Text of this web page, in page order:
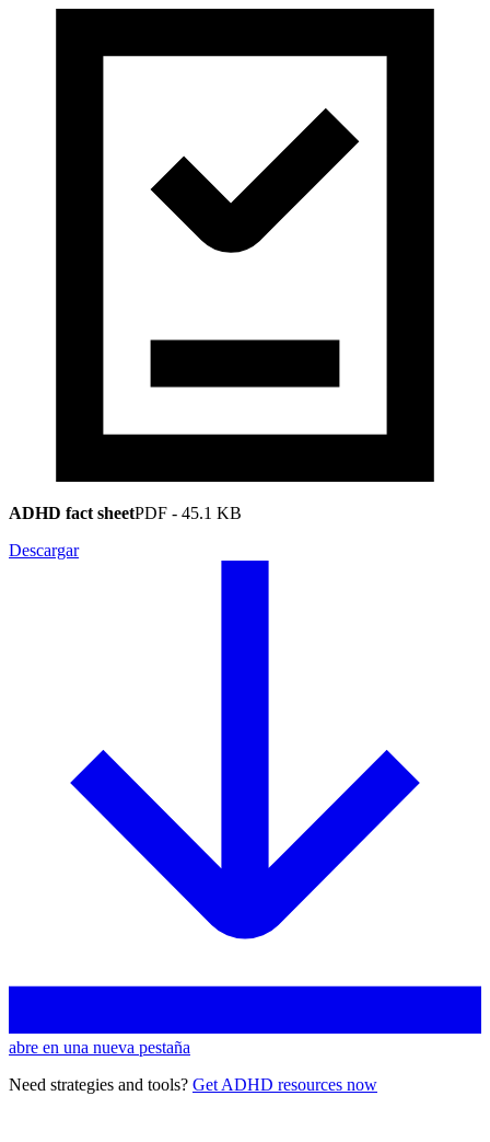
ADHD fact sheetPDF - 45.1 KB
Descargar
abre en una nueva pestaña
Need strategies and tools? Get ADHD resources now